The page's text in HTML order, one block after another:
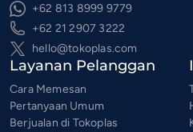
+62 813 8999 9779
+62 21 2907 3222
hello@tokoplas.com
Layanan Pelanggan
Cara Memesan
Pertanyaan Umum
Berjualan di Tokoplas